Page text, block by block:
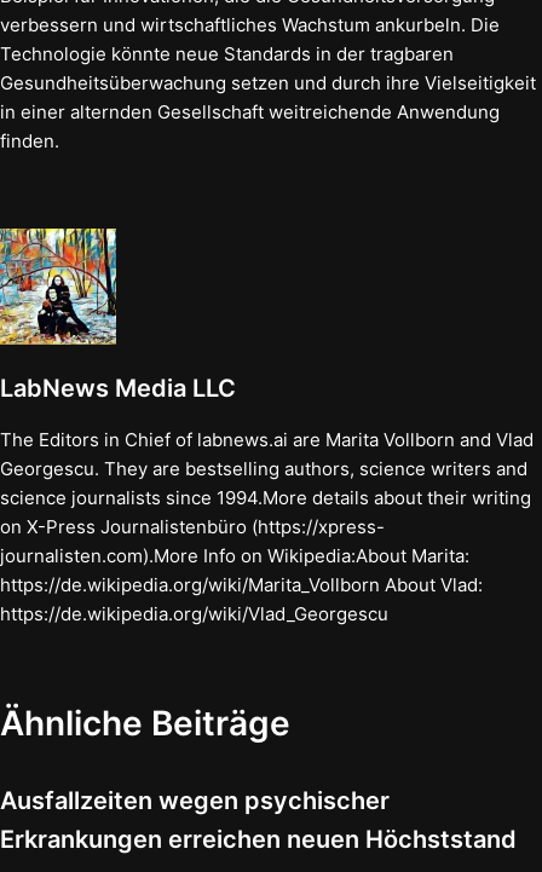
verbessern und wirtschaftliches Wachstum ankurbeln. Die
Technologie könnte neue Standards in der tragbaren
Gesundheitsüberwachung setzen und durch ihre Vielseitigkeit
in einer alternden Gesellschaft weitreichende Anwendung
finden.
LabNews Media LLC
The Editors in Chief of labnews.ai are Marita Vollborn and Vlad
Georgescu. They are bestselling authors, science writers and
science journalists since 1994.More details about their writing
on X-Press Journalistenbüro (https://xpress-
journalisten.com).More Info on Wikipedia:About Marita:
https://de.wikipedia.org/wiki/Marita_Vollborn About Vlad:
https://de.wikipedia.org/wiki/Vlad_Georgescu
Ähnliche Beiträge
Ausfallzeiten wegen psychischer
Erkrankungen erreichen neuen Höchststand